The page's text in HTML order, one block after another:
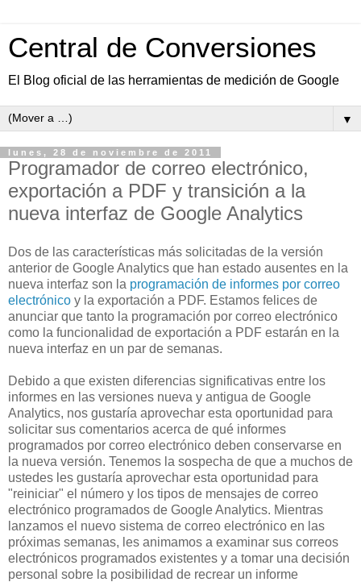
Central de Conversiones
El Blog oficial de las herramientas de medición de Google
▼
lunes, 28 de noviembre de 2011
Programador de correo electrónico,
exportación a PDF y transición a la
nueva interfaz de Google Analytics
Dos de las características más solicitadas de la versión
anterior de Google Analytics que han estado ausentes en la
nueva interfaz son la programación de informes por correo
electrónico y la exportación a PDF. Estamos felices de
anunciar que tanto la programación por correo electrónico
como la funcionalidad de exportación a PDF estarán en la
nueva interfaz en un par de semanas.
Debido a que existen diferencias significativas entre los
informes en las versiones nueva y antigua de Google
Analytics, nos gustaría aprovechar esta oportunidad para
solicitar sus comentarios acerca de qué informes
programados por correo electrónico deben conservarse en
la nueva versión. Tenemos la sospecha de que a muchos de
ustedes les gustaría aprovechar esta oportunidad para
"reiniciar" el número y los tipos de mensajes de correo
electrónico programados de Google Analytics. Mientras
lanzamos el nuevo sistema de correo electrónico en las
próximas semanas, les animamos a examinar sus correos
electrónicos programados existentes y a tomar una decisión
personal sobre la posibilidad de recrear un informe